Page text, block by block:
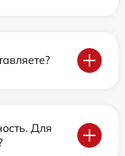
Для